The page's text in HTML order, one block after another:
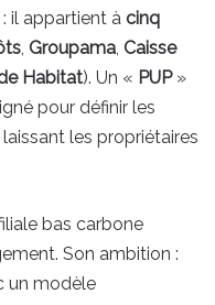
il appartient à cinq
, Groupama, Caisse
Habitat). Un « PUP»
pour définir les
les propriétaires
bas carbone
Son ambition :
un modèle